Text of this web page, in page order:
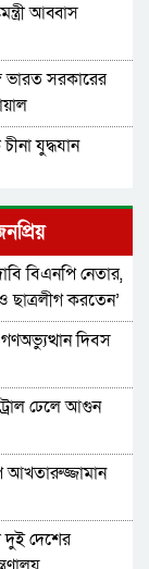
আব্বাস
ভারত সরকারের
যুদ্ধযান
নিয়ন্ত্রণে
প্রস্তুতি নিচ্ছে
হিসেবে তারেক
জয়সওয়াল
চাঞ্চল্যকর
‘মূল্য
বিএনপি নেতার,
ছাত্রলীগ করতেন’
দিবস
ঢেলে আগুন
আখতারুজ্জামান
দুই দেশের